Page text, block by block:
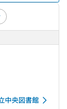
中央図書館